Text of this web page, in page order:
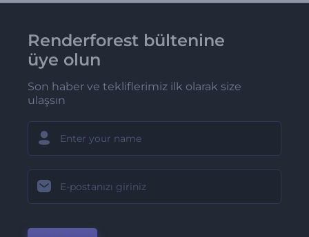
Renderforest bültenine
üye olun
Son haber ve tekliflerimiz ilk olarak size
ulaşsın